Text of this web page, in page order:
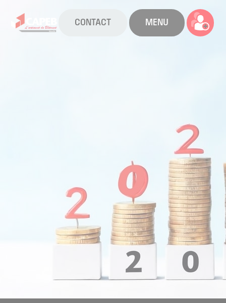
CONTACT MENU
Boutique
Contact
Location de salles
Trouver un artisan
Devenir adhérent
Espace adhérent